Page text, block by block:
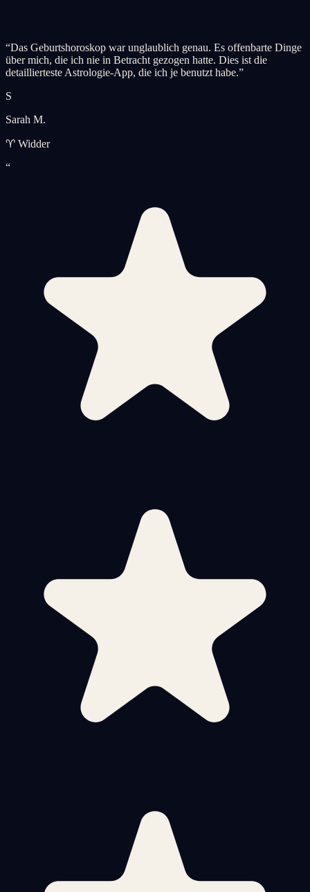
“Das Geburtshoroskop war unglaublich genau. Es offenbarte Dinge
über mich, die ich nie in Betracht gezogen hatte. Dies ist die
detaillierteste Astrologie-App, die ich je benutzt habe.”
S
Sarah M.
♈ Widder
“